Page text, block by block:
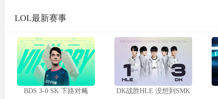
LOL最新赛事
BDS 3-0 SK 下路对飚 DK战胜HLE 没想到SMK